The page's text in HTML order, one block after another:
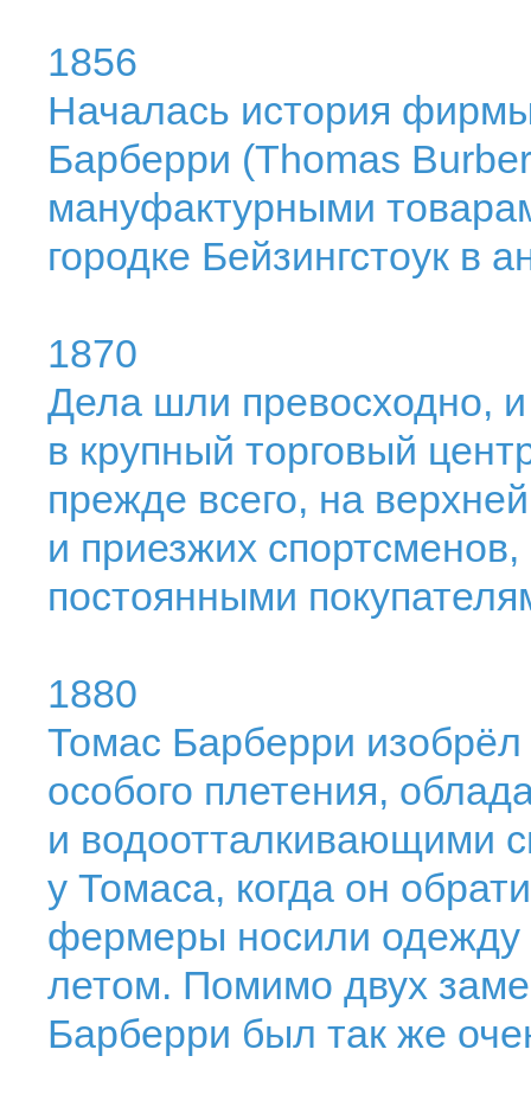
1856
Началась история
Барберри (Thomas
мануфактурными
городке Бейзингстоук в
1870
Дела шли превосходно,
в крупный торговый
прежде всего, на
и приезжих
постоянными
1880
Томас Барберри изобрёл
особого плетения,
и водоотталкивающими
у Томаса, когда он
фермеры носили одежду
летом. Помимо двух
Барберри был так же